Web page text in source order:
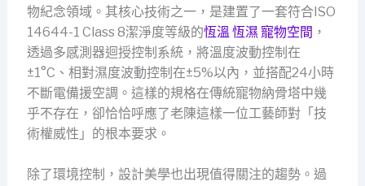
物紀念領域。其核心技術之一，是建置了一套符合ISO
14644-1 Class 8潔淨度等級的恆溫 恆濕 寵物空間 ，
透過多感測器迴授控制系統，將溫度波動控制在
±1°C、相對濕度波動控制在±5%以內，並搭配24小時
不斷電備援空調。這樣的規格在傳統寵物納骨塔中幾
乎不存在，卻恰恰呼應了老陳這樣一位工藝師對「技
術權威性」的根本要求。
除了環境控制，設計美學也出現值得關注的趨勢。過